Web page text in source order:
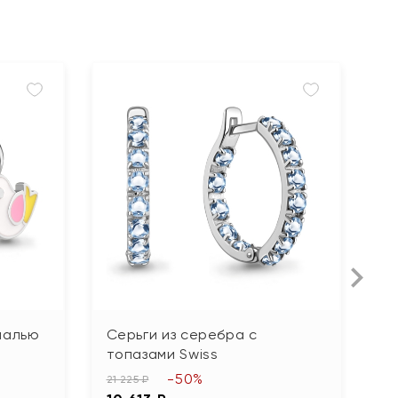
Серьги из серебра с
топазами Swiss
21 225 ₽ -50%